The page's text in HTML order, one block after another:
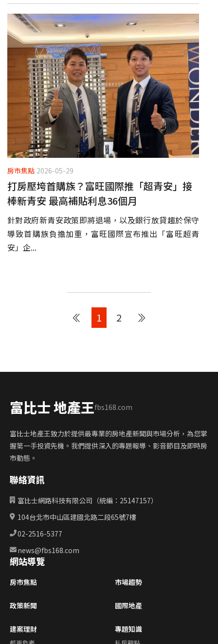
房市焦點 2026-05-29
打房壓垮首購族？富旺國際推「超青安」接
棒新青安 最高補貼利息36個月
針對政府新青安政策即將退場，以及銀行放貸趨於保守
導致首購族負擔加重，富旺國際宣布推出「富旺超青
安」企...
1 2
富比士 地產王fbs168.com
富比士地產王致力於提供最專業的房地產新聞與市場分析，為您掌
握第一手投資先機。我們提供深入的專題報導、影音節目及即時房
市動態。
聯絡資訊
富比士網路科技有限公司（統編：25147157）
104台北市中山區建國北路二段65號7樓
02-2516-5377
news@fbs168.com
網站導覽
房市焦點 市場趨勢
政策新聞 國際地產
建案理財 專題知識